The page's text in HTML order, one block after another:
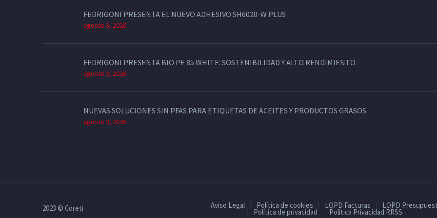
FEDRIGONI PRESENTA EL NUEVO ADHESIVO SH6020-W PLUS
agosto 3, 2026
FEDRIGONI PRESENTA BIO PE 85 WHITE: SOSTENIBILIDAD Y ALTO RENDIMIENTO
agosto 3, 2026
NUEVAS SOLUCIONES SIN PFAS PARA ETIQUETAS DE ACEITES Y PRODUCTOS GRASOS
agosto 3, 2026
Aviso Legal Política de cookies LOPD Facturas LOPD
Política de privacidad Política Privacidad RRSS
2023 © Coreti